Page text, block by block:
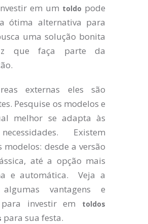
em um toldo pode
ótima alternativa para
uma solução bonita
que faça parte da
externas eles são
Pesquise os modelos e
melhor se adapta às
Existem
modelos: desde a versão
até a opção mais
e automática. Veja a
vantagens e
para investir em
toldos
para sua festa.